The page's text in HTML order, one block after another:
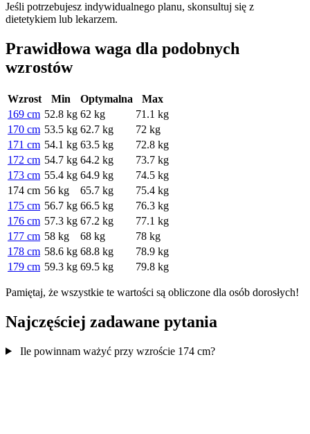
Jeśli potrzebujesz indywidualnego planu, skonsultuj się z
dietetykiem lub lekarzem.
Prawidłowa waga dla podobnych
wzrostów
Wzrost Min Optymalna
Max
169 cm 52.8 kg 62 kg
71.1 kg
170 cm 53.5 kg 62.7 kg
72 kg
171 cm 54.1 kg 63.5 kg
72.8 kg
172 cm 54.7 kg 64.2 kg
73.7 kg
173 cm 55.4 kg 64.9 kg
74.5 kg
174 cm 56 kg 65.7 kg
75.4 kg
175 cm 56.7 kg 66.5 kg
76.3 kg
176 cm 57.3 kg 67.2 kg
77.1 kg
177 cm 58 kg 68 kg
78 kg
178 cm 58.6 kg 68.8 kg
78.9 kg
179 cm 59.3 kg 69.5 kg 79.8 kg
Pamiętaj, że wszystkie te wartości są obliczone dla osób dorosłych!
Najczęściej zadawane pytania
Ile powinnam ważyć przy wzroście 174 cm?